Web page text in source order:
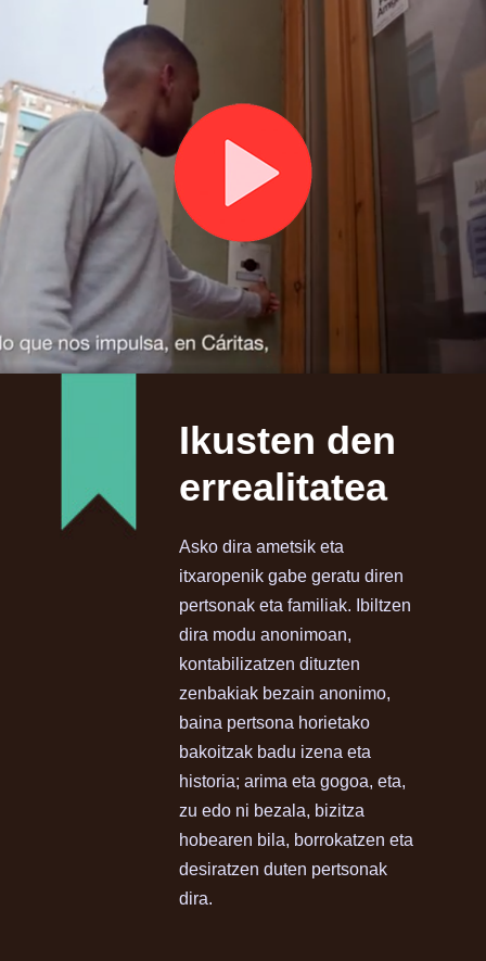
Ikusten den
errealitatea
Asko dira ametsik eta
itxaropenik gabe geratu diren
pertsonak eta familiak. Ibiltzen
dira modu anonimoan,
kontabilizatzen dituzten
zenbakiak bezain anonimo,
baina pertsona horietako
bakoitzak badu izena eta
historia; arima eta gogoa, eta,
zu edo ni bezala, bizitza
hobearen bila, borrokatzen eta
desiratzen duten pertsonak
dira.